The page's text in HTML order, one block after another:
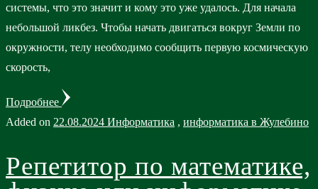
системы, что это значит и кому это уже удалось. Для начала
небольшой ликбез. Чтобы начать двигаться вокруг Земли по
окружности, телу необходимо сообщить первую космическую
скорость,
Подробнее
Added on 22.08.2024 Информатика , информатика в Жулебино
Репетитор по математике,